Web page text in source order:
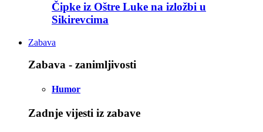
Čipke iz Oštre Luke na izložbi u
Sikirevcima
Zabava
Zabava - zanimljivosti
Humor
Zadnje vijesti iz zabave